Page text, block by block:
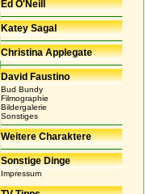
Ed O'Neill
Katey Sagal
Christina Applegate
David Faustino
Bud Bundy
Filmographie
Bildergalerie
Sonstiges
Weitere Charaktere
Sonstige Dinge
Impressum